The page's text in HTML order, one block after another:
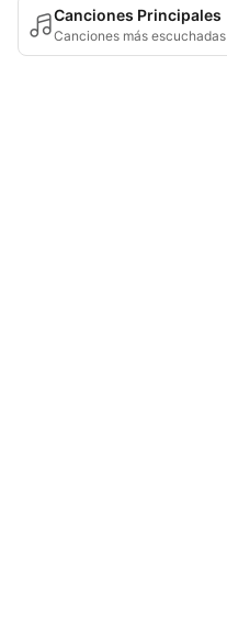
Canciones Principales
Canciones más escuchadas